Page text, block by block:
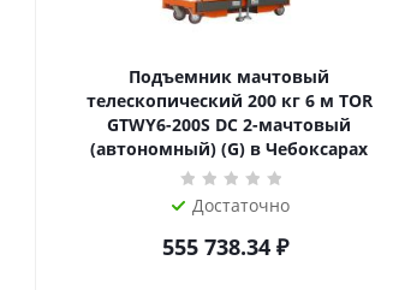
Подъемник мачтовый
телескопический 200 кг 6 м TOR
GTWY6-200S DC 2-мачтовый
(автономный) (G) в Чебоксарах
Достаточно
555 738.34₽